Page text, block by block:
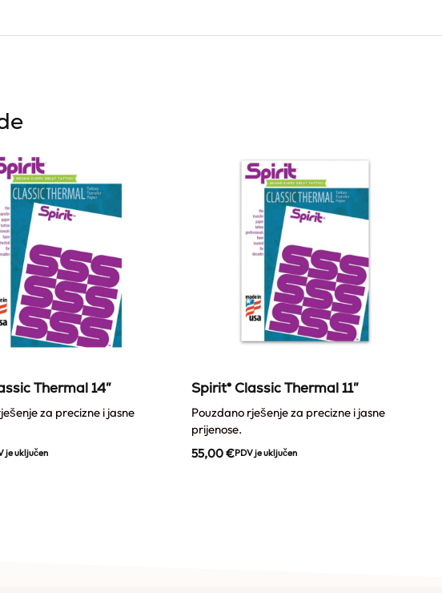
Thermal 14″
za precizne i jasne
je uključen
Spirit® Classic Thermal 11″
Pouzdano rješenje za precizne i jasne
prijenose.
55,00€PDV je uključen